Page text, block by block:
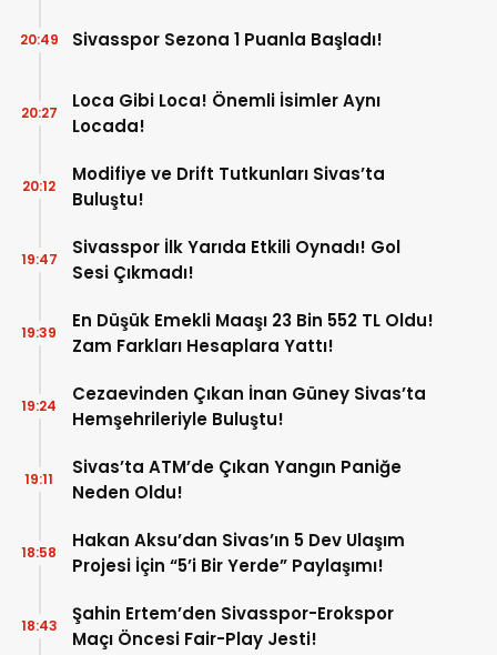
Sivasspor Sezona 1 Puanla Başladı!
20:49
Loca Gibi Loca! Önemli İsimler Aynı
Locada!
20:27
Modifiye ve Drift Tutkunları Sivas’ta
Buluştu!
20:12
Sivasspor İlk Yarıda Etkili Oynadı! Gol
Sesi Çıkmadı!
19:47
En Düşük Emekli Maaşı 23 Bin 552 TL Oldu!
Zam Farkları Hesaplara Yattı!
19:39
Cezaevinden Çıkan İnan Güney Sivas’ta
Hemşehrileriyle Buluştu!
19:24
Sivas’ta ATM’de Çıkan Yangın Paniğe
Neden Oldu!
19:11
Hakan Aksu’dan Sivas’ın 5 Dev Ulaşım
Projesi İçin “5’i Bir Yerde” Paylaşımı!
18:58
Şahin Ertem’den Sivasspor-Erokspor
Maçı Öncesi Fair-Play Jesti!
18:43